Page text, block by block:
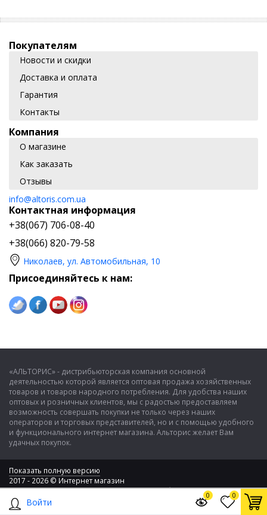
Войти
0
0
Покупателям
Новости и скидки
Доставка и оплата
Гарантия
Контакты
Компания
О магазине
Как заказать
Отзывы
info@altoris.com.ua
Контактная информация
+38(067) 706-08-40
+38(066) 820-79-58
Николаев, ул. Автомобильная, 10
Присоединяйтесь к нам:
«АЛЬТОРИС» - дистрибьюторская компания основной
деятельностью которой является оптовая продажа хозяйственных
товаров и товаров народного потребления. Для удобства наших
оптовых и розничных клиентов, мы с радостью предоставляем
возможность совершать покупки не только через наших
операторов и торговых представителей, но и с помощью удобного
и функционального интернет магазина. Альторис желает Вам
удачных покупок.
Показать полную версию
2017 - 2026 © Интернет магазин
ООО "Альторис" - хозяйственные товары и бытовая техника